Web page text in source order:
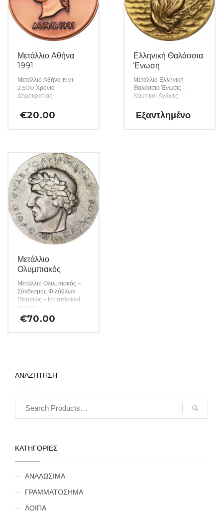
Μετάλλιο Αθήνα
1991
Μετάλλιο Αθήνα 1991.
2.500 Χρόνια
Δημοκρατίας
€20.00
Ελληνική Θαλάσσια
Ένωση
Μετάλλιο Ελληνική
Θαλάσσια Ένωσις –
Ναυτικοί Αγώνες
Εξαντλημένο
Μετάλλιο
Ολυμπιακός
Μετάλλιο Ολυμπιακός –
Σύνδεσμος Φιλάθλων
Πειραιώς – Ιστιοπλοϊκοί
Αγώνες
€70.00
ΑΝΑΖΗΤΗΣΗ
ΚΑΤΗΓΟΡΙΕΣ
ΑΝΑΛΩΣΙΜΑ
ΓΡΑΜΜΑΤΟΣΗΜΑ
ΛΟΙΠΑ